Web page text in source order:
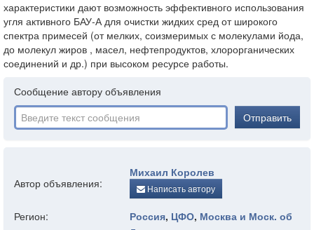
характеристики дают возможность эффективного использования
угля активного БАУ-А для очистки жидких сред от широкого
спектра примесей (от мелких, соизмеримых с молекулами йода,
до молекул жиров , масел, нефтепродуктов, хлорорганических
соединений и др.) при высоком ресурсе работы.
Сообщение автору объявления
Отправить
Автор объявления:
Михаил Королев
Написать автору
Регион: Россия, ЦФО, Москва и Моск. об